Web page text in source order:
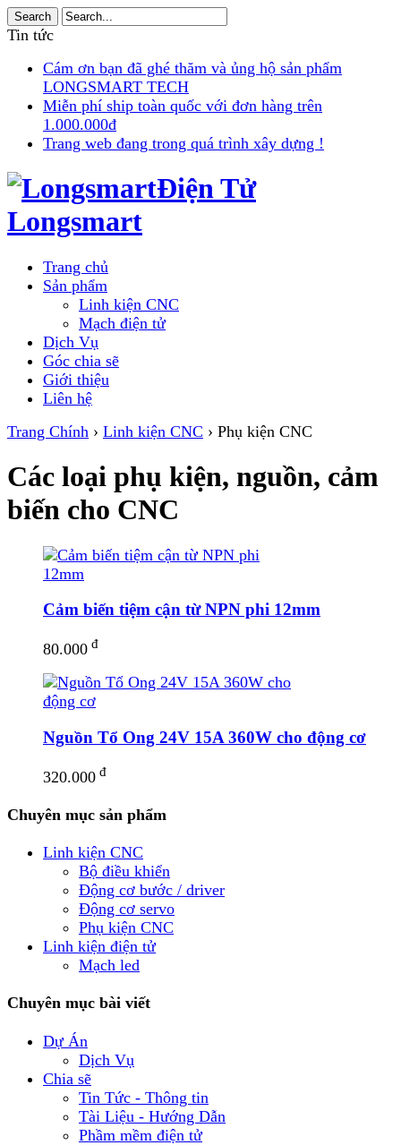
Tin tức
Cám ơn bạn đã ghé thăm và ủng hộ sản phẩm
LONGSMART TECH
Miễn phí ship toàn quốc với đơn hàng trên
1.000.000đ
Trang web đang trong quá trình xây dựng !
Điện Tử
Longsmart
Trang chủ
Sản phẩm
Linh kiện CNC
Mạch điện tử
Dịch Vụ
Góc chia sẽ
Giới thiệu
Liên hệ
Trang Chính › Linh kiện CNC › Phụ kiện CNC
Các loại phụ kiện, nguồn, cảm
biến cho CNC
Cảm biến tiệm cận từ NPN phi 12mm
80.000 đ
Nguồn Tổ Ong 24V 15A 360W cho động cơ
320.000 đ
Chuyên mục sản phẩm
Linh kiện CNC
Bộ điều khiển
Động cơ bước / driver
Động cơ servo
Phụ kiện CNC
Linh kiện điện tử
Mạch led
Chuyên mục bài viết
Dự Án
Dịch Vụ
Chia sẽ
Tin Tức - Thông tin
Tài Liệu - Hướng Dẫn
Phầm mềm điện tử